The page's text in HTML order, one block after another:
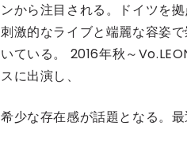
ンから注目される。ドイツを
刺激的なライブと端麗な容姿
いている。 2016年秋～
スに出演し、
希少な存在感が話題となる。